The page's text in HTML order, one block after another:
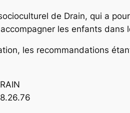
de Drain, qui a
les enfants dans
les recommandations